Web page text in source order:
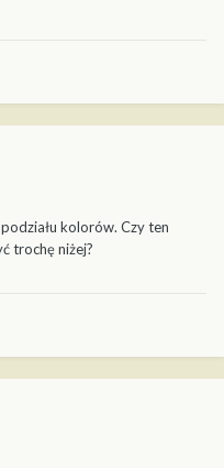
kolorów. Czy ten
trochę niżej?